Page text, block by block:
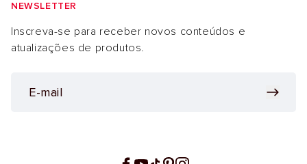
NEWSLETTER
Inscreva-se para receber novos conteúdos e
atualizações de produtos.